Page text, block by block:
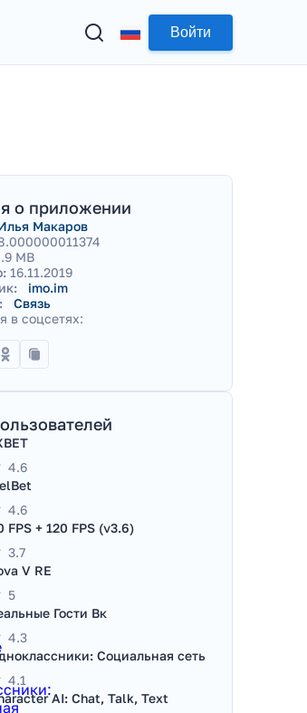
Войти
о приложении
Макаров
MB
16.11.2019
imo.im
Связь
в соцсетях:
4.6
4.6
FPS + 120 FPS (v3.6)
3.7
V RE
5
Гости Вк
4.3
Социальная сеть
4.1
AI: Chat, Talk, Text